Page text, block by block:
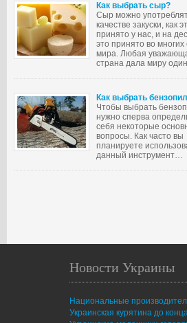
Как выбрать сыр?
Сыр можно
качестве закуски, как
принято у нас, и на
это принято во многих
мира. Любая
страна дала миру
Как выбрать
Чтобы выбрать
нужно сперва
себя некоторые
вопросы. Как часто вы
планируете
данный инструмент…
Новости Украины
Национальные
Украинская курятина до